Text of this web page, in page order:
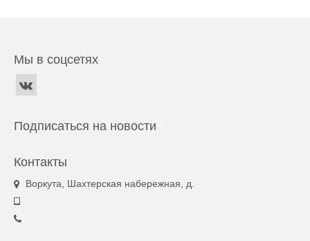
Мы в соцсетях
Подписаться на новости
Контакты
Воркута, Шахтерская набережная, д.